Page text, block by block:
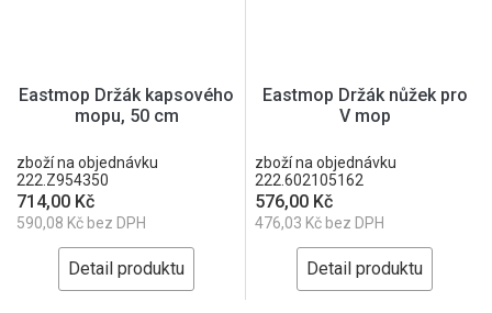
Eastmop Držák kapsového
mopu, 50 cm
zboží na objednávku
222.Z954350
714,00 Kč
590,08 Kč bez DPH
Detail produktu
Eastmop Držák nůžek pro
V mop
zboží na objednávku
222.602105162
576,00 Kč
476,03 Kč bez DPH
Detail produktu